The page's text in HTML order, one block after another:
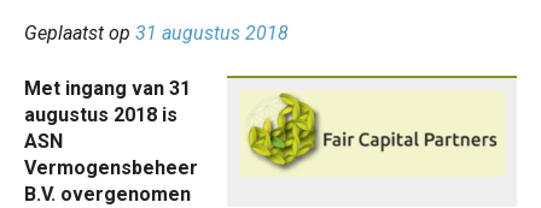
Geplaatst op 31 augustus 2018
Met ingang van 31
augustus 2018 is
ASN
Vermogensbeheer
B.V. overgenomen